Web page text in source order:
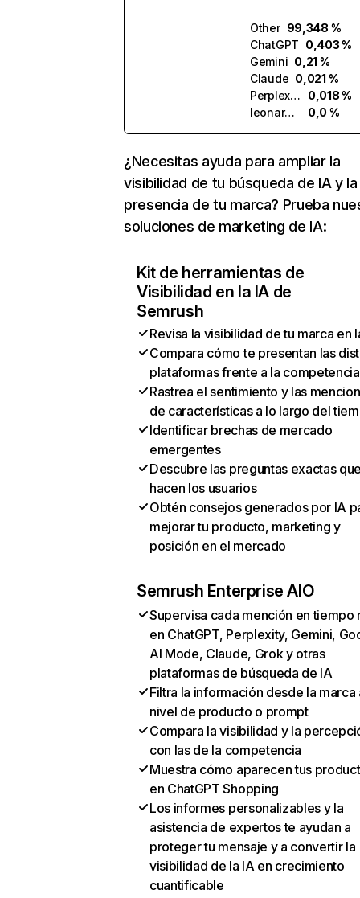
Other 99,348 %
ChatGPT 0,403 %
Gemini 0,21 %
Claude 0,021 %
Perplexity
0,018 %
leonardo.ai
0,0 %
¿Necesitas ayuda para ampliar la
visibilidad de tu búsqueda de IA y la
presencia de tu marca? Prueba
soluciones de marketing de IA:
Kit de herramientas de
Visibilidad en la IA de
Semrush
Revisa la visibilidad de tu marca en
Compara cómo te presentan las
plataformas frente a la competencia
Rastrea el sentimiento y las
de características a lo largo del
Identificar brechas de mercado
emergentes
Descubre las preguntas exactas
hacen los usuarios
Obtén consejos generados por IA
mejorar tu producto, marketing y
posición en el mercado
Semrush Enterprise AIO
Supervisa cada mención en tiempo
en ChatGPT, Perplexity, Gemini,
AI Mode, Claude, Grok y otras
plataformas de búsqueda de IA
Filtra la información desde la marca
nivel de producto o prompt
Compara la visibilidad y la
con las de la competencia
Muestra cómo aparecen tus
en ChatGPT Shopping
Los informes personalizables y la
asistencia de expertos te ayudan a
proteger tu mensaje y a convertir la
visibilidad de la IA en crecimiento
cuantificable